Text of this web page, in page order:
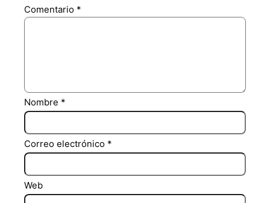
Comentario *
Nombre *
Correo electrónico *
Web